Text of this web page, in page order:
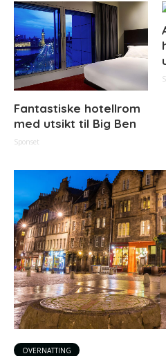
Fantastiske hotellrom
med utsikt til Big Ben
Sponset
OVERNATTING